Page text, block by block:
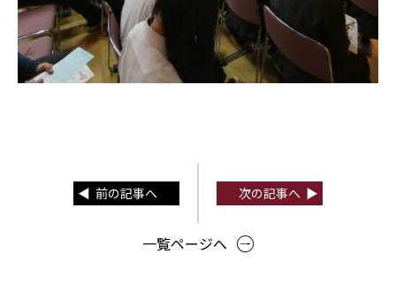
前の記事へ 次の記事へ
一覧ページへ